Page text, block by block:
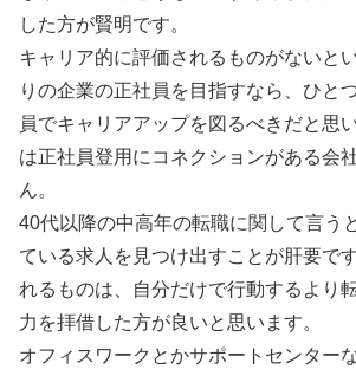
した方が賢明です。
キャリア的に評価されるものがないと
りの企業の正社員を目指すなら、ひと
員でキャリアアップを図るべきだと思
は正社員登用にコネクションがある会
ん。
40代以降の中高年の転職に関して言う
ている求人を見つけ出すことが肝要で
れるものは、自分だけで行動するより
力を拝借した方が良いと思います。
オフィスワークとかサポートセンター